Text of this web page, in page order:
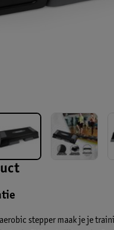
stepper maak je je